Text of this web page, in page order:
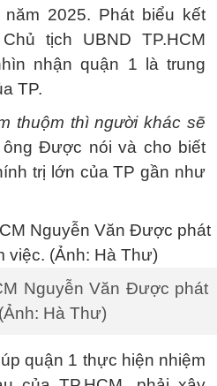
2025. Phát biểu kết
tịch UBND TP.HCM
nhận quận 1 là trung
TP.
thuộm thì người khác sẽ
ông Được nói và cho biết
trị lớn của TP gần như
Nguyễn Văn Được phát
Hà Thư)
quận 1 thực hiện nhiệm